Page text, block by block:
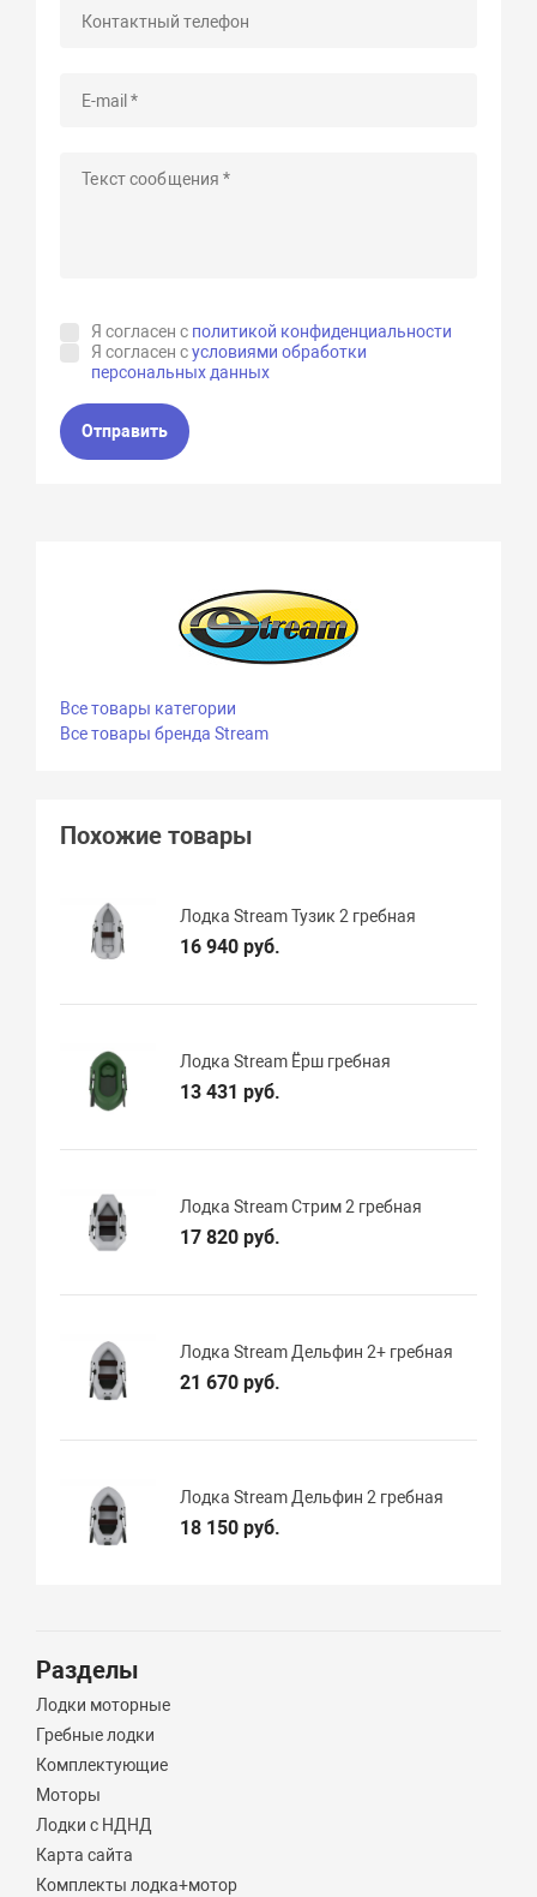
Я согласен с политикой конфиденциальности
Я согласен сусловиями обработки
персональных данных
Отправить
Все товары категории
Все товары бренда Stream
Похожие товары
Лодка Stream Тузик 2 гребная
16 940 руб.
Лодка Stream Ёрш гребная
13 431 руб.
Лодка Stream Стрим 2 гребная
17 820 руб.
Лодка Stream Дельфин 2+ гребная
21 670 руб.
Лодка Stream Дельфин 2 гребная
18 150 руб.
Разделы
Лодки моторные
Гребные лодки
Комплектующие
Моторы
Лодки с НДНД
Карта сайта
Комплекты лодка+мотор